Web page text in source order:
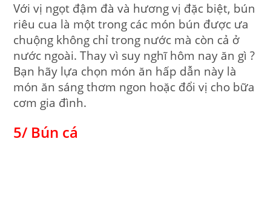
Với vị ngọt đậm đà và hương vị đặc biệt, bún
riêu cua là một trong các món bún được ưa
chuộng không chỉ trong nước mà còn cả ở
nước ngoài. Thay vì suy nghĩ hôm nay ăn gì ?
Bạn hãy lựa chọn món ăn hấp dẫn này là
món ăn sáng thơm ngon hoặc đổi vị cho bữa
cơm gia đình.
5/ Bún cá